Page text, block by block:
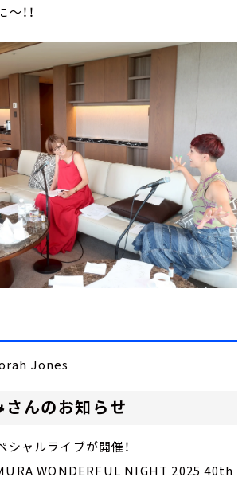
！！
Jones
さんのお知らせ
シャルライブが開催！
WONDERFUL NIGHT 2025 40th